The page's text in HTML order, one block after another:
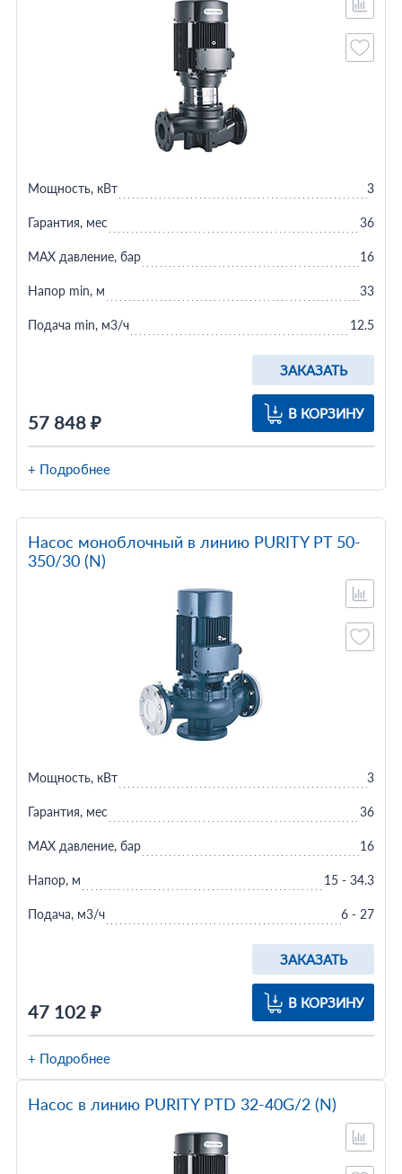
57 848 ₽
ЗАКАЗАТЬ
В КОРЗИНУ
Мощность, кВт 3
Гарантия, мес 36
MAX давление, бар 16
Напор min, м 33
Подача min, м3/ч 12.5
+ Подробнее
Насос моноблочный в линию PURITY PT 50-
350/30 (N)
47 102 ₽
ЗАКАЗАТЬ
В КОРЗИНУ
Мощность, кВт 3
Гарантия, мес 36
MAX давление, бар 16
Напор, м 15 - 34.3
Подача, м3/ч 6 - 27
+ Подробнее
Насос в линию PURITY PTD 32-40G/2 (N)